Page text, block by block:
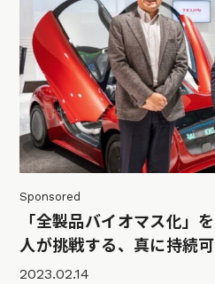
Sponsored
「全製品バイオマス化」
人が挑戦する、真に持続
2023.02.14